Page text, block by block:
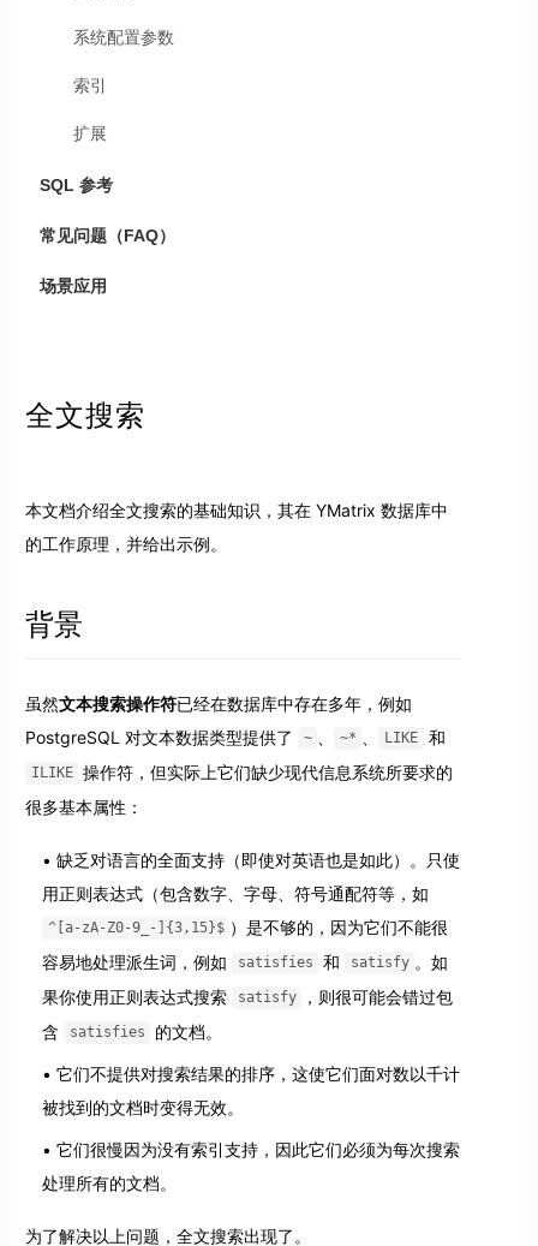
系统配置参数
索引
扩展
SQL 参考
常见问题（FAQ）
场景应用
全文搜索
本文档介绍全文搜索的基础知识，其在 YMatrix 数据库中
的工作原理，并给出示例。
背景
虽然文本搜索操作符已经在数据库中存在多年，例如
PostgreSQL 对文本数据类型提供了
~ ~* LIKE 和
ILIKE
操作符，但实际上它们缺少现代信息系统所要求的
很多基本属性：
缺乏对语言的全面支持（即使对英语也是如此）。只使
用正则表达式（包含数字、字母、符号通配符等，如
^[a-zA-Z0-9_-]{3,15}$ ）是不够的，因为它们不能很
容易地处理派生词，例如
satisfies 和 satisfy 。如
果你使用正则表达式搜索
satisfy
，则很可能会错过包
含
satisfies 的文档。
它们不提供对搜索结果的排序，这使它们面对数以千计
被找到的文档时变得无效。
它们很慢因为没有索引支持，因此它们必须为每次搜索
处理所有的文档。
为了解决以上问题，全文搜索出现了。